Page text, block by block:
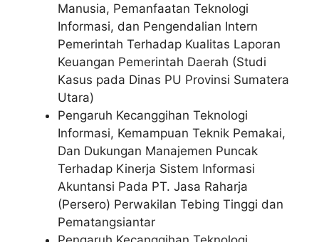
Manusia, Pemanfaatan Teknologi
Informasi, dan Pengendalian Intern
Pemerintah Terhadap Kualitas Laporan
Keuangan Pemerintah Daerah (Studi
Kasus pada Dinas PU Provinsi Sumatera
Utara)
Pengaruh Kecanggihan Teknologi
Informasi, Kemampuan Teknik Pemakai,
Dan Dukungan Manajemen Puncak
Terhadap Kinerja Sistem Informasi
Akuntansi Pada PT. Jasa Raharja
(Persero) Perwakilan Tebing Tinggi dan
Pematangsiantar